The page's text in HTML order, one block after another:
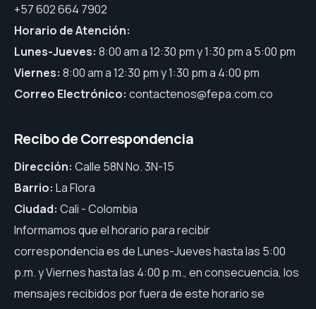
+57 602 664 7902
Horario de Atención:
Lunes-Jueves: 8:00 am a 12:30 pm y 1:30 pm a 5:00 pm
Viernes: 8:00 am a 12:30 pm y 1:30 pm a 4:00 pm
Correo Electrónico: contactenos@fepa.com.co
Recibo de Correspondencia
Dirección: Calle 58N No. 3N-15
Barrio: La Flora
Ciudad: Cali - Colombia
Informamos que el horario para recibir
correspondencia es de Lunes-Jueves hasta las 5:00
p.m. y Viernes hasta las 4:00 p.m., en consecuencia, los
mensajes recibidos por fuera de este horario se